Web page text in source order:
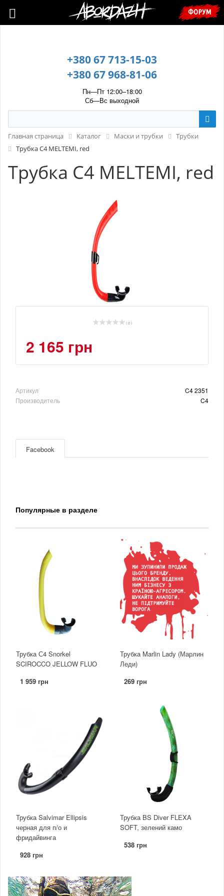
🇺🇦 У зв’язку з воєнним станом, прохання уточнювати ціну та
наявність у менеджера. 🇺🇦
+380 67 713-15-03
+380 67 968-81-06
Пн—Пт 12:00–18:00
Сб—Вс выходной
ФОРУМ
Главная страница Каталог Маски и трубки
Трубки
Трубка С4 MELTEMI, red
Трубка С4 MELTEMI, red
( 0 )
2 165 грн
Артикул
C4 2351
Производитель
C4
Facebook
Популярные в разделе
Трубка С4 Snorkel
SCIROCCO JELLOW FLUO
1 959 грн
Трубка Marlin Lady (Марлин
Леди)
269 грн
Трубка Salvimar Ellipsis
черная для п/о и
фридайвинга
928 грн
Трубка BS Diver FLEXA
SOFT, зелений камо
538 грн